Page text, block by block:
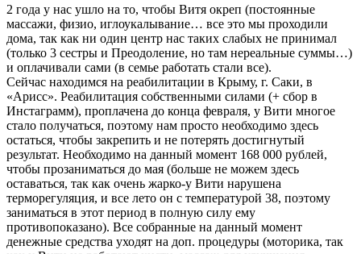
2 года у нас ушло на то, чтобы Витя окреп (постоянные
массажи, физио, иглоукалывание… все это мы проходили
дома, так как ни один центр нас таких слабых не принимал
(только 3 сестры и Преодоление, но там нереальные суммы…)
и оплачивали сами (в семье работать стали все).
Сейчас находимся на реабилитации в Крыму, г. Саки, в
«Арисс». Реабилитация собственными силами (+ сбор в
Инстаграмм), проплачена до конца февраля, у Вити многое
стало получаться, поэтому нам просто необходимо здесь
остаться, чтобы закрепить и не потерять достигнутый
результат. Необходимо на данный момент 168 000 рублей,
чтобы прозаниматься до мая (больше не можем здесь
оставаться, так как очень жарко-у Вити нарушена
терморегуляция, и все лето он с температурой 38, поэтому
заниматься в этот период в полную силу ему
противопоказано). Все собранные на данный момент
денежные средства уходят на доп. процедуры (моторика, так